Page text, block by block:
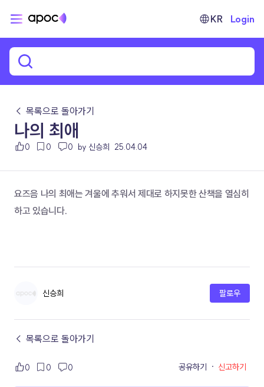
KR Login
← 목록으로 돌아가기
나의 최애
0 0 0 by 신승희 25.04.04
요즈음 나의 최애는 겨울에 추워서 제대로 하지못한 산책을 열심히
하고 있습니다.
신승희 팔로우
← 목록으로 돌아가기
0 0 0 공유하기 · 신고하기